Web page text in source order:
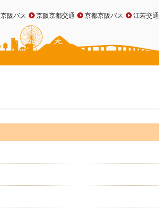
京阪バス 京阪京都交通 京都京阪バス 江若交通